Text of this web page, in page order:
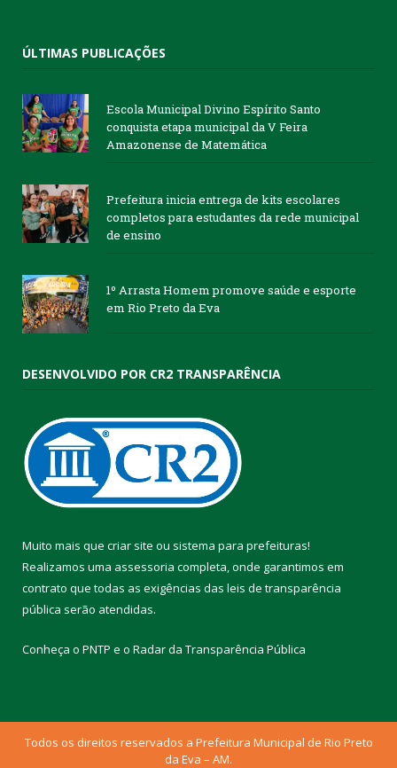
ÚLTIMAS PUBLICAÇÕES
Escola Municipal Divino Espírito Santo
conquista etapa municipal da V Feira
Amazonense de Matemática
Prefeitura inicia entrega de kits escolares
completos para estudantes da rede municipal
de ensino
1º Arrasta Homem promove saúde e esporte
em Rio Preto da Eva
DESENVOLVIDO POR CR2 TRANSPARÊNCIA
Muito mais que criar site ou sistema para prefeituras!
Realizamos uma assessoria completa, onde garantimos em
contrato que todas as exigências das leis de transparência
pública serão atendidas.
Conheça o PNTP e o Radar da Transparência Pública
Todos os direitos reservados a Prefeitura Municipal de Rio Preto
da Eva – AM.